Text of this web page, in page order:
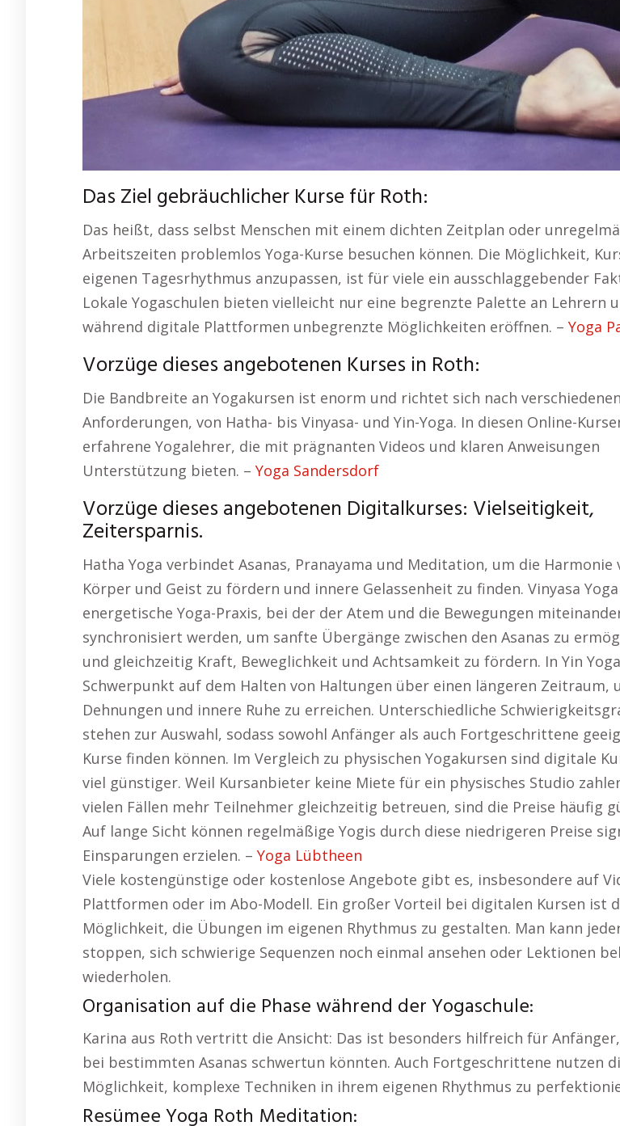
Das Ziel gebräuchlicher Kurse für Roth:
Das heißt, dass selbst Menschen mit einem dichten Zeitplan oder
Arbeitszeiten problemlos Yoga-Kurse besuchen können. Die Möglichkeit,
eigenen Tagesrhythmus anzupassen, ist für viele ein ausschlaggebender
Lokale Yogaschulen bieten vielleicht nur eine begrenzte Palette an Lehrern
während digitale Plattformen unbegrenzte Möglichkeiten eröffnen. – Yoga
Vorzüge dieses angebotenen Kurses in Roth:
Die Bandbreite an Yogakursen ist enorm und richtet sich nach verschiedenen
Anforderungen, von Hatha- bis Vinyasa- und Yin-Yoga. In diesen Online-
erfahrene Yogalehrer, die mit prägnanten Videos und klaren Anweisungen
Unterstützung bieten. – Yoga Sandersdorf
Vorzüge dieses angebotenen Digitalkurses: Vielseitigkeit,
Zeitersparnis.
Hatha Yoga verbindet Asanas, Pranayama und Meditation, um die Harmonie
Körper und Geist zu fördern und innere Gelassenheit zu finden. Vinyasa
energetische Yoga-Praxis, bei der der Atem und die Bewegungen
synchronisiert werden, um sanfte Übergänge zwischen den Asanas zu
und gleichzeitig Kraft, Beweglichkeit und Achtsamkeit zu fördern. In Yin
Schwerpunkt auf dem Halten von Haltungen über einen längeren Zeitraum,
Dehnungen und innere Ruhe zu erreichen. Unterschiedliche
stehen zur Auswahl, sodass sowohl Anfänger als auch Fortgeschrittene
Kurse finden können. Im Vergleich zu physischen Yogakursen sind digitale
viel günstiger. Weil Kursanbieter keine Miete für ein physisches Studio
vielen Fällen mehr Teilnehmer gleichzeitig betreuen, sind die Preise häufig
Auf lange Sicht können regelmäßige Yogis durch diese niedrigeren Preise
Einsparungen erzielen. – Yoga Lübtheen
Viele kostengünstige oder kostenlose Angebote gibt es, insbesondere auf
Plattformen oder im Abo-Modell. Ein großer Vorteil bei digitalen Kursen ist
Möglichkeit, die Übungen im eigenen Rhythmus zu gestalten. Man kann
stoppen, sich schwierige Sequenzen noch einmal ansehen oder Lektionen
wiederholen.
Organisation auf die Phase während der Yogaschule:
Karina aus Roth vertritt die Ansicht: Das ist besonders hilfreich für
bei bestimmten Asanas schwertun könnten. Auch Fortgeschrittene nutzen
Möglichkeit, komplexe Techniken in ihrem eigenen Rhythmus zu
Resümee Yoga Roth Meditation: